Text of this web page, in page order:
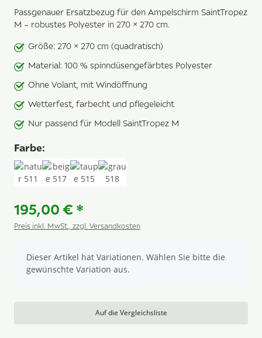
Passgenauer Ersatzbezug für den Ampelschirm SaintTropez
M – robustes Polyester in 270 × 270 cm.
Größe: 270 × 270 cm (quadratisch)
Material: 100 % spinndüsengefärbtes Polyester
Ohne Volant, mit Windöffnung
Wetterfest, farbecht und pflegeleicht
Nur passend für Modell SaintTropez M
Farbe:
195,00 € *
Preis inkl. MwSt., zzgl. Versandkosten
x
Dieser Artikel hat Variationen. Wählen Sie bitte die
gewünschte Variation aus.
Auf die Vergleichsliste